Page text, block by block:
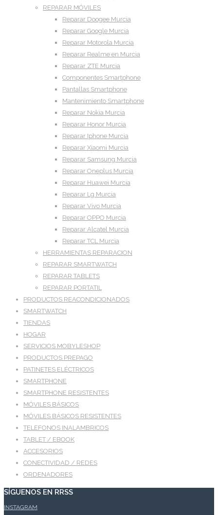
REPARAR MÓVILES
Reparar Doogee Murcia
Reparar Google Murcia
Reparar Motorola Murcia
Reparar Realme en Murcia
Reparar ZTE Murcia
Componentes Smartphone
Pantallas Smartphone
Mantenimiento Smartphone
Reparar Nokia Murcia
Reparar Honor Murcia
Reparar Iphone Murcia
Reparar Xiaomi Murcia
Reparar Samsung Murcia
Reparar Oneplus Murcia
Reparar Huawei Murcia
Reparar Lg Murcia
Reparar Vivo Murcia
Reparar OPPO Murcia
Reparar Alcatel Murcia
Reparar TCL Murcia
HERRAMIENTAS REPARACION
REPARAR SMARTWATCH
REPARAR TABLETS
REPARAR PORTATIL
PRODUCTOS REACONDICIONADOS
SMARTWATCH
TIENDAS
HOGAR
SERVICIOS MOBYLESHOP
PRODUCTOS PREPAGO
PATINETES ELÉCTRICOS
SMARTPHONE
SMARTPHONE RESISTENTES
MÓVILES BÁSICOS
MÓVILES BÁSICOS RESISTENTES
TELEFONOS INALAMBRICOS
TABLET / EBOOK
ACCESORIOS
CONECTIVIDAD / REDES
ORDENADORES
SÍGUENOS EN RRSS
INSTAGRAM